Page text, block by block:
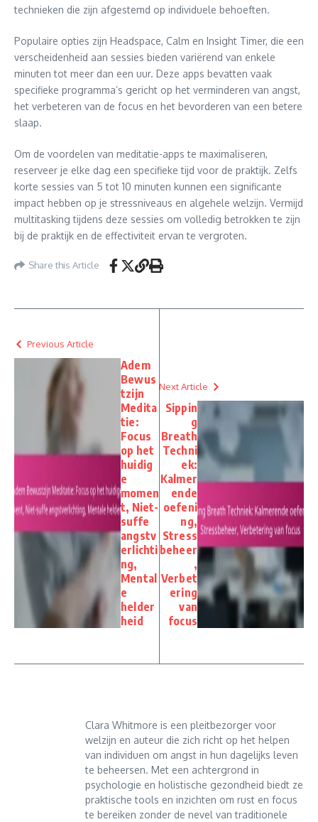
technieken die zijn afgestemd op individuele behoeften.
Populaire opties zijn Headspace, Calm en Insight Timer, die een
verscheidenheid aan sessies bieden variërend van enkele
minuten tot meer dan een uur. Deze apps bevatten vaak
specifieke programma’s gericht op het verminderen van angst,
het verbeteren van de focus en het bevorderen van een betere
slaap.
Om de voordelen van meditatie-apps te maximaliseren,
reserveer je elke dag een specifieke tijd voor de praktijk. Zelfs
korte sessies van 5 tot 10 minuten kunnen een significante
impact hebben op je stressniveaus en algehele welzijn. Vermijd
multitasking tijdens deze sessies om volledig betrokken te zijn
bij de praktijk en de effectiviteit ervan te vergroten.
Share this Article
Previous Article
Adem
Bewus
tzijn
Medita
tie:
Focus
op het
huidig
e
momen
t, Niet-
suffe
angstv
erlichti
ng,
Mental
e
helder
heid
Next Article
Sippin
g
Breath
Techni
ek:
Kalmer
ende
oefeni
ng,
Stress
beheer
,
Verbet
ering
van
focus
Clara Whitmore is een pleitbezorger voor
welzijn en auteur die zich richt op het helpen
van individuen om angst in hun dagelijks leven
te beheersen. Met een achtergrond in
psychologie en holistische gezondheid biedt ze
praktische tools en inzichten om rust en focus
te bereiken zonder de nevel van traditionele